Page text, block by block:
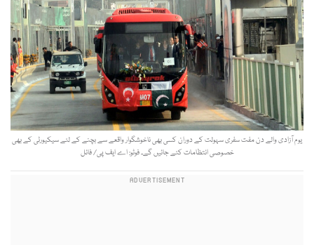
یوم آزادی والے دن مفت سفری سہولت کے دوران کسی بھی ناخوشگوار واقعے سے بچنے کے لئے سیکیورٹی کے بھی
خصوصی انتظامات کئے جائیں گے۔ فوٹو: اے ایف پی/ فائل